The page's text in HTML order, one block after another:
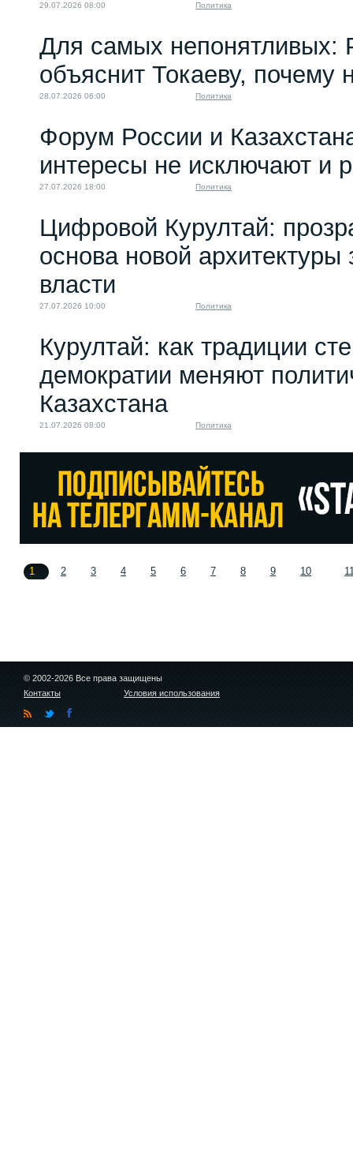
29.07.2026 08:00 Политика
Для самых непонятливых:
объяснит Токаеву,
28.07.2026 06:00 Политика
Форум России и
интересы не исключают и
27.07.2026 18:00 Политика
Цифровой Курултай:
основа новой архитектуры
власти
27.07.2026 10:00 Политика
Курултай: как традиции
демократии меняют
Казахстана
21.07.2026 08:00 Политика
1 2 3 4 5 6 7 8 9 10
© 2002-2026 Все права защищены
Контакты
Условия использования